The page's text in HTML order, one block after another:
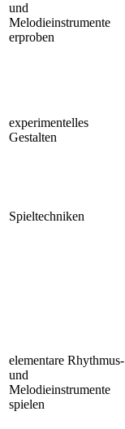
und
Melodieinstrumente
erproben
experimentelles
Gestalten
Spieltechniken
elementare Rhythmus-
und
Melodieinstrumente
spielen